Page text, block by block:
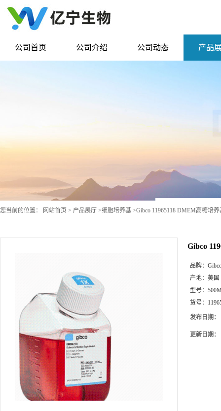
公司首页 公司介绍 公司动态 产品
您当前的位置： 网站首页 > 产品展厅 >细胞培养基 >Gibco 11965118 DMEM高糖培养
Gibco
品牌：
产地： 美国
型号：
货号：
发布日期：
更新日期：